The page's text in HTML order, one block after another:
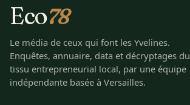
Eco78
Le média de ceux qui font les Yvelines.
Enquêtes, annuaire, data et décryptages du
tissu entrepreneurial local, par une équipe
indépendante basée à Versailles.